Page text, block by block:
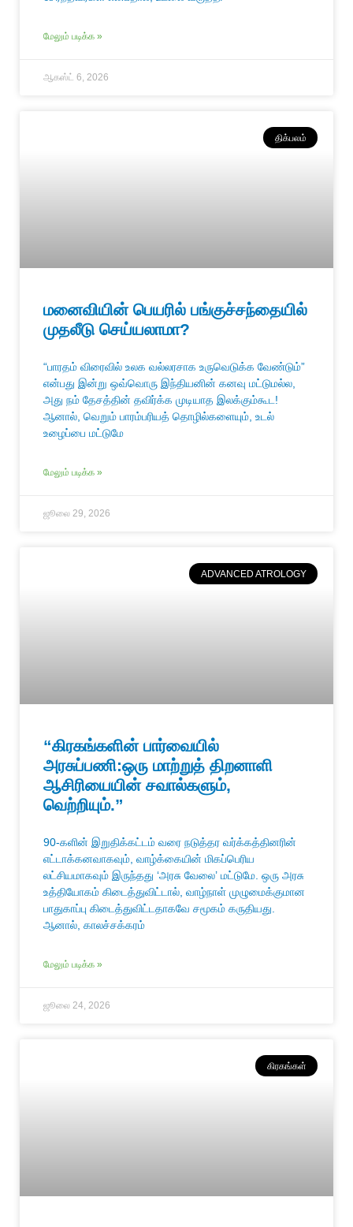
மேலும் படிக்க »
ஆகஸ்ட் 6, 2026
திக்பலம்
மனைவியின் பெயரில் பங்குச்சந்தையில்
முதலீடு செய்யலாமா?
“பாரதம் விரைவில் உலக வல்லரசாக உருவெடுக்க வேண்டும்”
என்பது இன்று ஒவ்வொரு இந்தியனின் கனவு மட்டுமல்ல,
அது நம் தேசத்தின் தவிர்க்க முடியாத இலக்கும்கூட!
ஆனால், வெறும் பாரம்பரியத் தொழில்களையும், உடல்
உழைப்பை மட்டுமே
மேலும் படிக்க »
ஜூலை 29, 2026
ADVANCED ATROLOGY
“கிரகங்களின் பார்வையில்
அரசுப்பணி:ஒரு மாற்றுத் திறனாளி
ஆசிரியையின் சவால்களும்,
வெற்றியும்.”
90-களின் இறுதிக்கட்டம் வரை நடுத்தர வர்க்கத்தினரின்
எட்டாக்கனவாகவும், வாழ்க்கையின் மிகப்பெரிய
லட்சியமாகவும் இருந்தது ‘அரசு வேலை’ மட்டுமே. ஒரு அரசு
உத்தியோகம் கிடைத்துவிட்டால், வாழ்நாள் முழுமைக்குமான
பாதுகாப்பு கிடைத்துவிட்டதாகவே சமூகம் கருதியது.
ஆனால், காலச்சக்கரம்
மேலும் படிக்க »
ஜூலை 24, 2026
கிரகங்கள்